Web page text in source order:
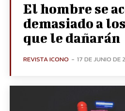
El hombre se
demasiado a
que le dañarán
REVISTA ICONO - 17 DE JUNIO DE